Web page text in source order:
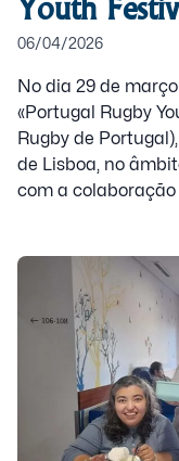
06/04/2026
No dia 29 de
«Portugal Rugby
Rugby de
de Lisboa, no
com a